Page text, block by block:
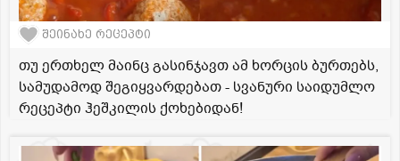
შეინახე რეცეპტი
თუ ერთხელ მაინც გასინჯავთ ამ ხორცის ბურთებს,
სამუდამოდ შეგიყვარდებათ - სვანური საიდუმლო
რეცეპტი ჰეშკილის ქოხებიდან!